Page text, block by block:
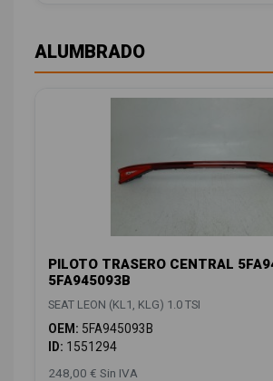
ALUMBRADO
PILOTO TRASERO CENTRAL
5FA945093B
SEAT LEON (KL1, KLG) 1.0 TSI
OEM: 5FA945093B
ID: 1551294
248,00 € Sin IVA